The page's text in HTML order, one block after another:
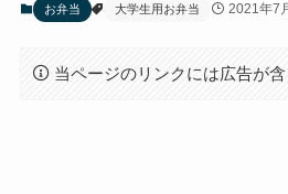
お弁当 大学生用お弁当 2021年7
当ページのリンクには広告が含